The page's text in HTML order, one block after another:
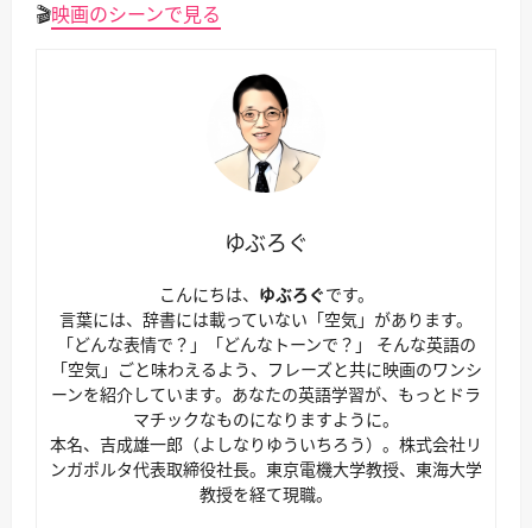
🎬映画のシーンで見る
ゆぶろぐ
こんにちは、 ゆぶろぐです。
言葉には、辞書には載っていない「空気」があります。
「どんな表情で？」「どんなトーンで？」 そんな英語の
「空気」ごと味わえるよう、フレーズと共に映画のワンシ
ーンを紹介しています。あなたの英語学習が、もっとドラ
マチックなものになりますように。
本名、吉成雄一郎（よしなりゆういちろう）。株式会社リ
ンガポルタ代表取締役社長。東京電機大学教授、東海大学
教授を経て現職。